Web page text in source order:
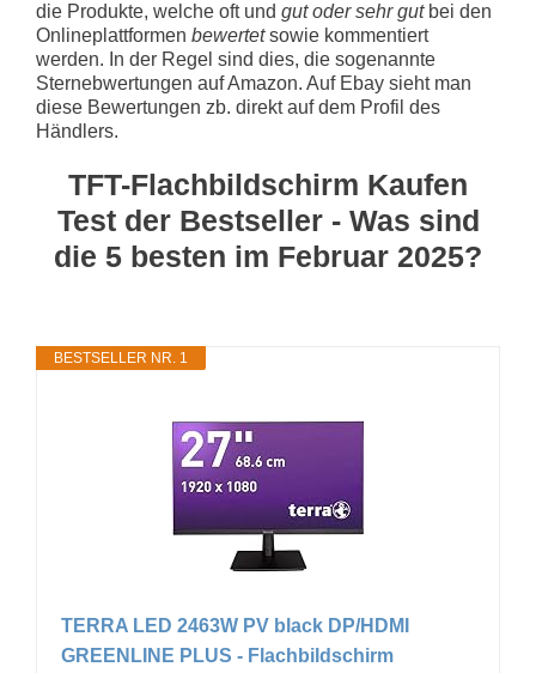
die Produkte, welche oft und gut oder sehr gutbei den
Onlineplattformen bewertetsowie kommentiert
werden. In der Regel sind dies, die sogenannte
Sternebwertungen auf Amazon. Auf Ebay sieht man
diese Bewertungen zb. direkt auf dem Profil des
Händlers.
TFT-Flachbildschirm Kaufen
Test der Bestseller - Was sind
die 5 besten im Februar 2025?
BESTSELLER NR. 1
TERRA LED 2463W PV black DP/HDMI
GREENLINE PLUS - Flachbildschirm